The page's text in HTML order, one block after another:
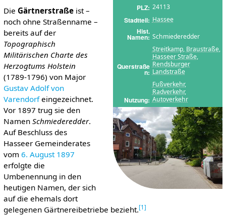
PLZ 24113
Stadtteil Hassee
Hist.
Namen Schmiederedder
Querstraße
n
Streitkamp, Braustraße,
Hasseer Straße,
Rendsburger
Landstraße
Nutzung
Fußverkehr,
Radverkehr,
Autoverkehr
Die Gärtnerstraßeist –
noch ohne Straßenname –
bereits auf der
Topographisch
Militärischen Charte des
Herzogtums Holstein
(1789-1796) von Major
Gustav Adolf von
Varendorfeingezeichnet.
Vor 1897 trug sie den
Namen Schmiederedder.
Auf Beschluss des
Hasseer Gemeinderates
vom 6. August 1897
erfolgte die
Umbenennung in den
heutigen Namen, der sich
auf die ehemals dort
gelegenen Gärtnereibetriebe bezieht.[1 ]